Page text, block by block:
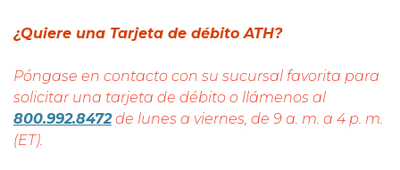
¿Quiere una Tarjeta de débito ATH?
Póngase en contacto con su sucursal favorita para
solicitar una tarjeta de débito o llámenos al
800.992.8472de lunes a viernes, de 9 a. m. a 4 p. m.
(ET).